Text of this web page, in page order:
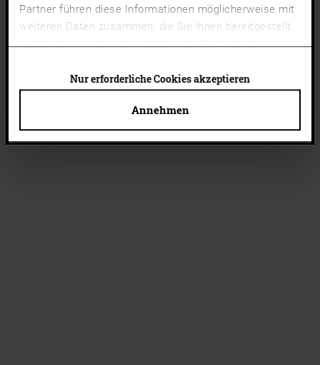
Partner führen diese Informationen möglicherweise mit
weiteren Daten zusammen, die Sie ihnen bereitgestellt
haben oder die sie im Rahmen Ihrer Nutzung der
können auch abgelehnt werden. Du kannst deine
Cookie-Einstellungen jederzeit ändern.
Annehmen
Nur erforderliche Cookies akzeptieren